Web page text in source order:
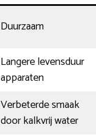
Duurzaam
Langere levensduur
apparaten
Verbeterde smaak
door kalkvrij water